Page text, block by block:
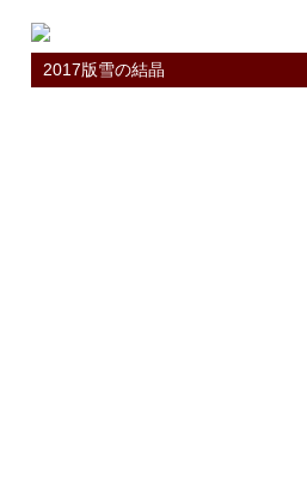
2017版雪の結晶